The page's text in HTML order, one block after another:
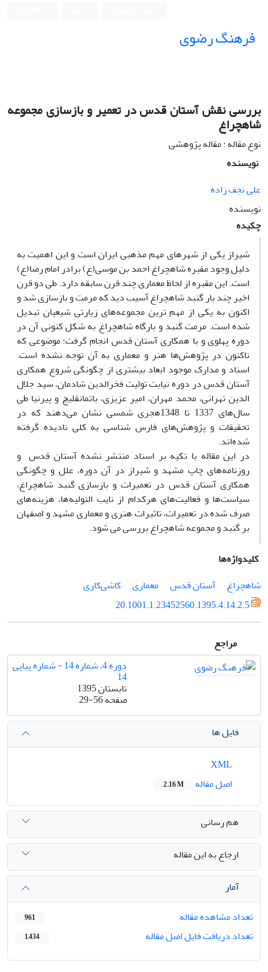
فرهنگ رضوی
بررسی نقش آستان قدس در تعمیر و بازسازی مجموعه
شاهچراغ
نوع مقاله : مقاله پژوهشی
نویسنده
علی نجف زاده
نویسنده
چکیده
شیراز یکی از شهرهای مهم مذهبی ایران است و این اهمیت به
دلیل وجود مقبره شاهچراغ احمد بن موسی(ع) برادر امام رضا(ع)
است. این مقبره از لحاظ معماری چند قرن سابقه دارد. طی دو قرن
اخیر چند بار گنبد شاهچراغ آسیب دید که مرمت و بازسازی شد و
اکنون به یکی از مهم ترین مجموعه‌های زیارتی شیعیان تبدیل
شده است. مرمت گنبد و بارگاه شاهچراغ به شکل کنونی آن در
دوره پهلوی و با همکاری آستان قدس انجام گرفت؛ موضوعی که
تاکنون در پژوهش‌ها هنر و معماری به آن توجه نشده است.
اسناد و مدارک موجود ابعاد بیشتری از چگونگی شروع همکاری
آستان قدس در دوره نیابت تولیت فخرالدین شادمان، سید جلال
الدین تهرانی، محمد مهران، امیر عزیزی، باتمانقلیچ و پیرنیا طی
سال‌های 1337 تا 1348هجری شمسی نشان می‌دهند که در
تحقیقات و پژوهش‌های فارس شناسی به کلی نادیده گرفته
شده‌اند.
در این مقاله با تکیه بر اسناد منتشر نشده آستان قدس و
روزنامه‌های چاپ مشهد و شیراز در آن دوره، علل و چگونگی
همکاری آستان قدس در تعمیرات و بازسازی گنبد شاهچراغ،
سیاست‌ها و فعالیت‌های هرکدام از نایب التولیه‌ها، هزینه‌های
صرف شده در تعمیرات، تاثیرات هنری و معماری مشهد و اصفهان
بر گنبد و مجموعه شاهچراغ بررسی می شود.
کلیدواژه‌ها
شاهچراغ
آستان قدس معماری
کاشی‌کاری
20.1001.1.23452560.1395.4.14.2.5
مراجع
دوره 4، شماره 14 - شماره پیاپی
14
تابستان 1395
صفحه29-56
فایل ها
اصل مقاله
2.16 M
هم رسانی
ارجاع به این مقاله
آمار
تعداد مشاهده مقاله
961
تعداد دریافت فایل اصل مقاله 1,434